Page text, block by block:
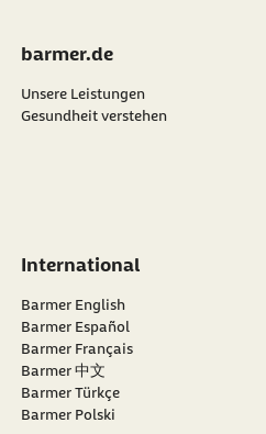
barmer.de
Unsere Leistungen
Gesundheit verstehen
International
Barmer English
Barmer Español
Barmer Français
Barmer 中文
Barmer Türkçe
Barmer Polski